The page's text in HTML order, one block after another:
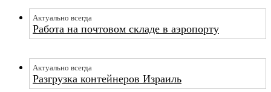
Актуально всегда
Работа на почтовом складе в аэропорту
Актуально всегда
Разгрузка контейнеров Израиль